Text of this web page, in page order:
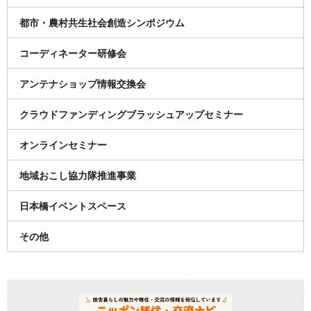
都市・農村共生社会創造シンポジウム
コーディネーター研修会
アンテナショップ情報交換会
クラウドファンディングブラッシュアップセミナー
オンラインセミナー
地域おこし協力隊推進事業
日本橋イベントスペース
その他